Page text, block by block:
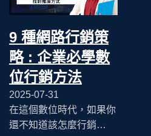
9 種網路行銷策
略 : 企業必學數
位行銷方法
2025-07-31
在這個數位時代，如果你
還不知道該怎麼行銷…